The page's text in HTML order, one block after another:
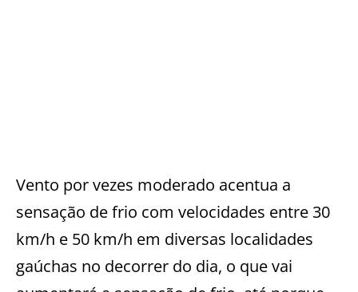
Vento por vezes moderado acentua a
sensação de frio com velocidades entre 30
km/h e 50 km/h em diversas localidades
gaúchas no decorrer do dia, o que vai